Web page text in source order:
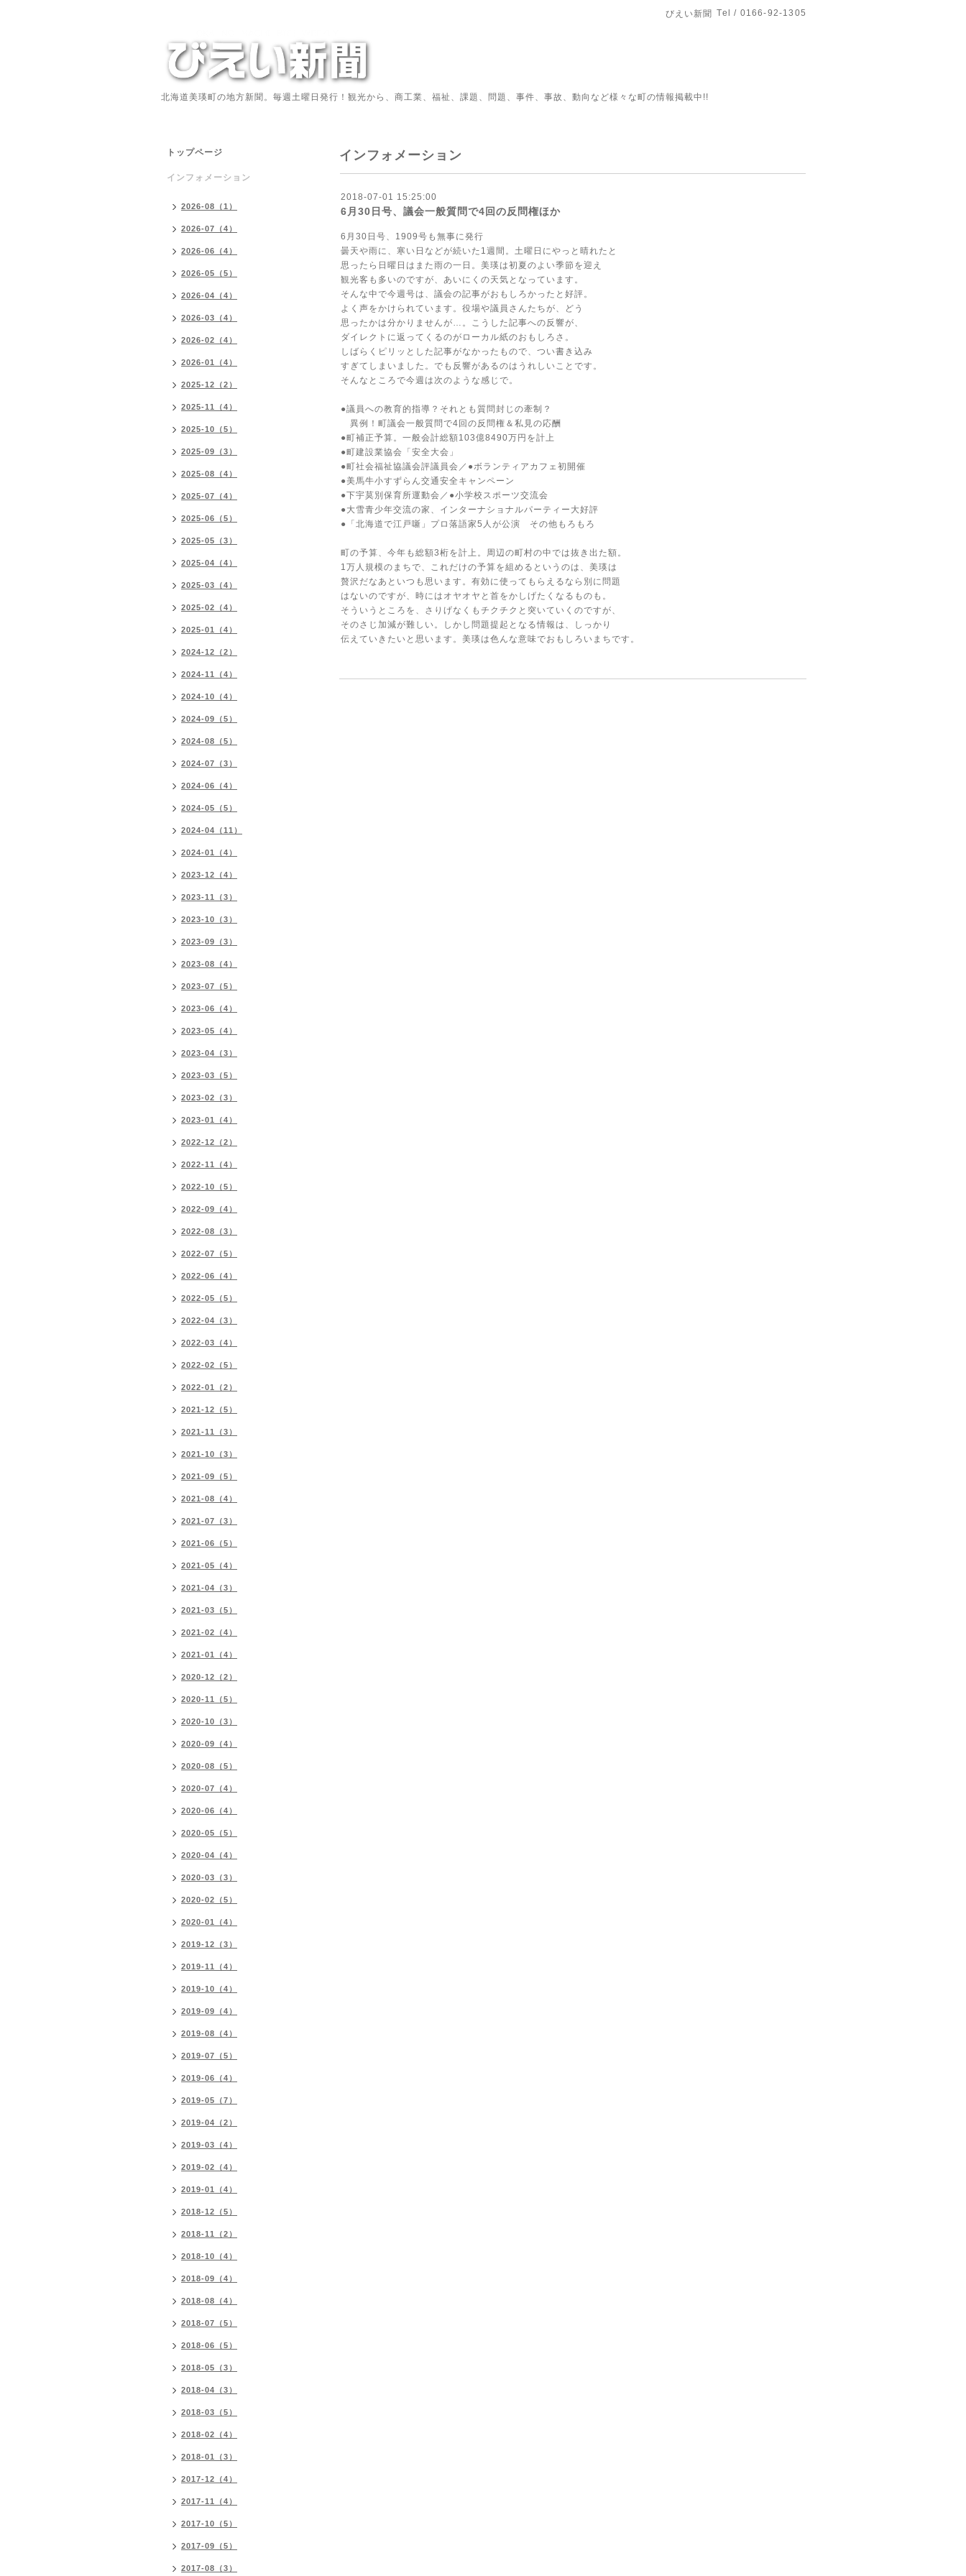
びえい新聞 Tel / 0166-92-1305
北海道美瑛町の地方新聞。毎週土曜日発行！観光から、商工業、福祉、課題、問題、事件、事故、動向など様々な町の情報掲載中!!
インフォメーション
2018-07-01 15:25:00
6月30日号、議会一般質問で4回の反問権ほか
6月30日号、1909号も無事に発行
曇天や雨に、寒い日などが続いた1週間。土曜日にやっと晴れたと
思ったら日曜日はまた雨の一日。美瑛は初夏のよい季節を迎え
観光客も多いのですが、あいにくの天気となっています。
そんな中で今週号は、議会の記事がおもしろかったと好評。
よく声をかけられています。役場や議員さんたちが、どう
思ったかは分かりませんが…。こうした記事への反響が、
ダイレクトに返ってくるのがローカル紙のおもしろさ。
しばらくピリッとした記事がなかったもので、つい書き込み
すぎてしまいました。でも反響があるのはうれしいことです。
そんなところで今週は次のような感じで。
●議員への教育的指導？それとも質問封じの牽制？
異例！町議会一般質問で4回の反問権＆私見の応酬
●町補正予算。一般会計総額103億8490万円を計上
●町建設業協会「安全大会」
●町社会福祉協議会評議員会／●ボランティアカフェ初開催
●美馬牛小すずらん交通安全キャンペーン
●下宇莫別保育所運動会／●小学校スポーツ交流会
●大雪青少年交流の家、インターナショナルパーティー大好評
●「北海道で江戸噺」プロ落語家5人が公演 その他もろもろ
町の予算、今年も総額3桁を計上。周辺の町村の中では抜き出た額。
1万人規模のまちで、これだけの予算を組めるというのは、美瑛は
贅沢だなあといつも思います。有効に使ってもらえるなら別に問題
はないのですが、時にはオヤオヤと首をかしげたくなるものも。
そういうところを、さりげなくもチクチクと突いていくのですが、
そのさじ加減が難しい。しかし問題提起となる情報は、しっかり
伝えていきたいと思います。美瑛は色んな意味でおもしろいまちです。
トップページ
インフォメーション
2026-08（1）
2026-07（4）
2026-06（4）
2026-05（5）
2026-04（4）
2026-03（4）
2026-02（4）
2026-01（4）
2025-12（2）
2025-11（4）
2025-10（5）
2025-09（3）
2025-08（4）
2025-07（4）
2025-06（5）
2025-05（3）
2025-04（4）
2025-03（4）
2025-02（4）
2025-01（4）
2024-12（2）
2024-11（4）
2024-10（4）
2024-09（5）
2024-08（5）
2024-07（3）
2024-06（4）
2024-05（5）
2024-04（11）
2024-01（4）
2023-12（4）
2023-11（3）
2023-10（3）
2023-09（3）
2023-08（4）
2023-07（5）
2023-06（4）
2023-05（4）
2023-04（3）
2023-03（5）
2023-02（3）
2023-01（4）
2022-12（2）
2022-11（4）
2022-10（5）
2022-09（4）
2022-08（3）
2022-07（5）
2022-06（4）
2022-05（5）
2022-04（3）
2022-03（4）
2022-02（5）
2022-01（2）
2021-12（5）
2021-11（3）
2021-10（3）
2021-09（5）
2021-08（4）
2021-07（3）
2021-06（5）
2021-05（4）
2021-04（3）
2021-03（5）
2021-02（4）
2021-01（4）
2020-12（2）
2020-11（5）
2020-10（3）
2020-09（4）
2020-08（5）
2020-07（4）
2020-06（4）
2020-05（5）
2020-04（4）
2020-03（3）
2020-02（5）
2020-01（4）
2019-12（3）
2019-11（4）
2019-10（4）
2019-09（4）
2019-08（4）
2019-07（5）
2019-06（4）
2019-05（7）
2019-04（2）
2019-03（4）
2019-02（4）
2019-01（4）
2018-12（5）
2018-11（2）
2018-10（4）
2018-09（4）
2018-08（4）
2018-07（5）
2018-06（5）
2018-05（3）
2018-04（3）
2018-03（5）
2018-02（4）
2018-01（3）
2017-12（4）
2017-11（4）
2017-10（5）
2017-09（5）
2017-08（3）